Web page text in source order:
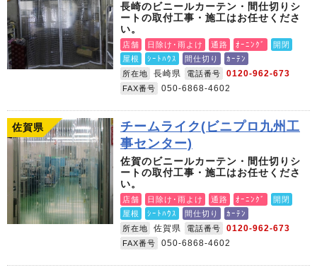
長崎のビニールカーテン・間仕切りシ
ートの取付工事・施工はお任せくださ
い。
店舗 日除け･雨よけ 通路 ｵｰﾆﾝｸﾞ
開閉
屋根
ｼｰﾄﾊｳｽ 間仕切り
ｶｰﾃﾝ
所在地
長崎県 電話番号 0120-962-673
FAX番号 050-6868-4602
佐賀県
チームライク(ビニプロ九州工
事センター)
佐賀のビニールカーテン・間仕切りシ
ートの取付工事・施工はお任せくださ
い。
店舗 日除け･雨よけ 通路 ｵｰﾆﾝｸﾞ
開閉
屋根
ｼｰﾄﾊｳｽ 間仕切り
ｶｰﾃﾝ
所在地
佐賀県 電話番号 0120-962-673
FAX番号 050-6868-4602